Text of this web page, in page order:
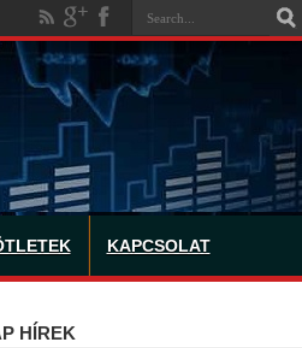
KAPCSOLAT
HÍREK